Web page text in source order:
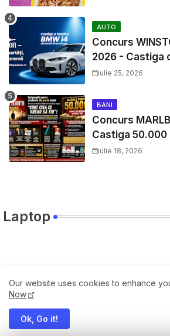
AUTO
Concurs
2026 - Castiga
si mii de premii
iulie 25, 2026
BANI
Concurs
Castiga 50.000
YourDecision.ro
iulie 18, 2026
Laptop
Travel
Our website uses cookies to enhance
Now
Ok, Go it!